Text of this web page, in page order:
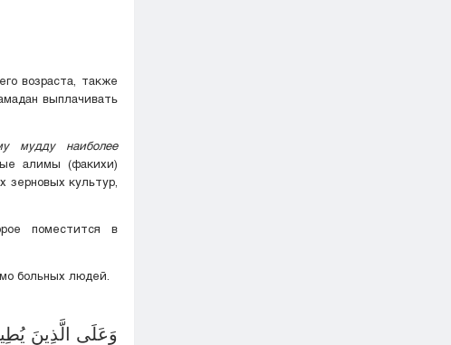
возраста, также
выплачивать
мудду наиболее
алимы (факихи)
зерновых культур,
поместится в
больных людей.
وَعَلَى الَّذِينَ